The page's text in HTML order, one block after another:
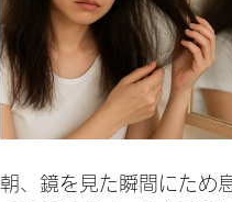
朝、鏡を見た瞬間にため